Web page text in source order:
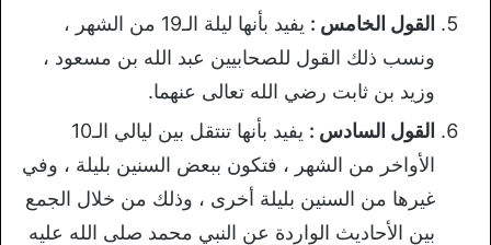
القول الخامس :
يفيد بأنها ليلة الـ19 من الشهر ،
ونسب ذلك القول للصحابيين عبد الله بن مسعود ،
وزيد بن ثابت رضي الله تعالى عنهما.
القول السادس :
يفيد بأنها تنتقل بين ليالي الـ10
الأواخر من الشهر ، فتكون ببعض السنين بليلة ، وفي
غيرها من السنين بليلة أخرى ، وذلك من خلال الجمع
بين الأحاديث الواردة عن النبي محمد صلى الله عليه